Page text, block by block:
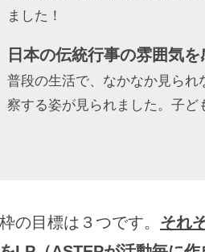
ました！
日本の伝統行事の雰囲気を
普段の生活で、なかなか見ら
察する姿が見られました。子
の目標は３つです。 それ